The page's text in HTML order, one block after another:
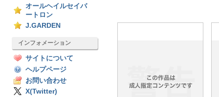
オールヘイルセイバ
ートロン
J.GARDEN
インフォメーション
サイトについて
ヘルプページ
お問い合わせ
X(Twitter)